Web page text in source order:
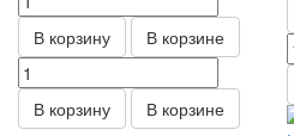
В корзину В корзине
В корзину В корзине